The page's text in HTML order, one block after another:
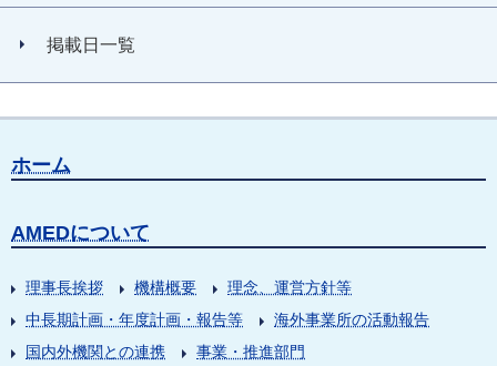
掲載日一覧
ホーム
AMEDについて
理事長挨拶 機構概要
理念、運営方針等
中長期計画・年度計画・報告等
海外事業所の活動報告
国内外機関との連携
事業・推進部門